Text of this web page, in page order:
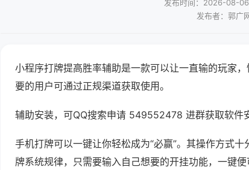
发布时间：2026-08-06
发布者：郭广
小程序打牌提高胜率辅助是一款可以让一直输的玩家
要的用户可通过正规渠道获取使用。
辅助安装，可QQ搜索申请 549552478 进群获取软件
手机打牌可以一键让你轻松成为“必赢”。其操作方式
牌系统规律，只需要输入自己想要的开挂功能，一键